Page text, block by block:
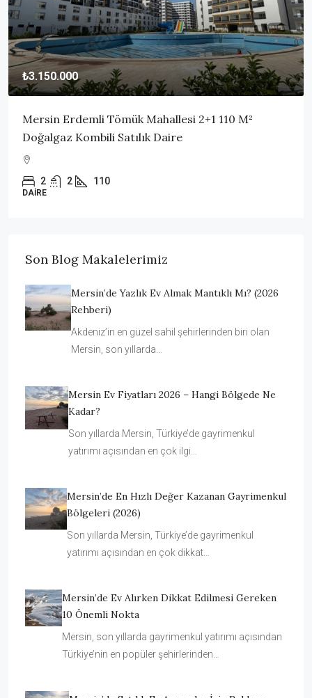
₺3.150.000
Mersin Erdemli Tömük Mahallesi 2+1 110 M²
Doğalgaz Kombili Satılık Daire
2 2 110
DAIRE
Son Blog Makalelerimiz
Mersin’de Yazlık Ev Almak Mantıklı Mı? (2026
Rehberi)
Akdeniz’in en güzel sahil şehirlerinden biri olan
Mersin, son yıllarda…
Mersin Ev Fiyatları 2026 – Hangi Bölgede Ne
Kadar?
Son yıllarda Mersin, Türkiye’de gayrimenkul
yatırımı açısından en çok ilgi…
Mersin’de En Hızlı Değer Kazanan Gayrimenkul
Bölgeleri (2026)
Son yıllarda Mersin, Türkiye’de gayrimenkul
yatırımı açısından en çok dikkat…
Mersin’de Ev Alırken Dikkat Edilmesi Gereken
10 Önemli Nokta
Mersin, son yıllarda gayrimenkul yatırımı açısından
Türkiye’nin en popüler şehirlerinden…